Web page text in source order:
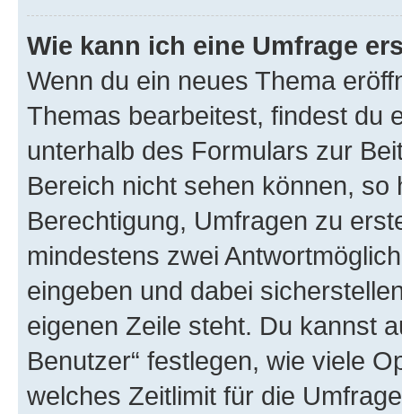
Wie kann ich eine Umfrage
Wenn du ein neues Thema
Themas bearbeitest, findest du
unterhalb des Formulars zur
Bereich nicht sehen können,
Berechtigung, Umfragen zu
mindestens zwei
eingeben und dabei
eigenen Zeile steht. Du kannst
Benutzer“ festlegen, wie viele
welches Zeitlimit für die